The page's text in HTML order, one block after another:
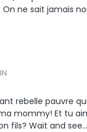
ne sait jamais
rebelle pauvre
mommy! Et tu
fils? Wait and see...